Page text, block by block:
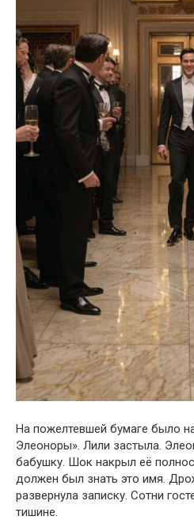
На пожелтевшей бумаге было
Элеоноры». Лили застыла.
бабушку. Шок накрыл её
должен был знать это имя.
развернула записку. Сотни
тишине.